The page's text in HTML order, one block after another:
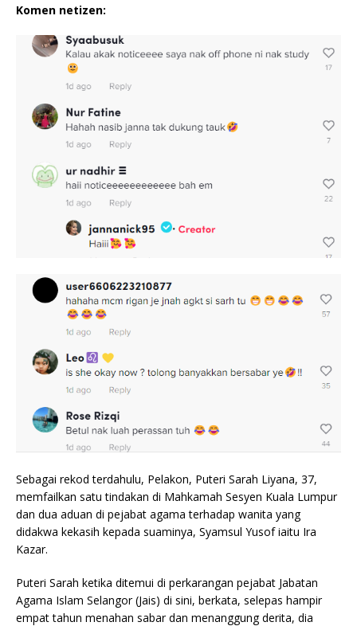
Komen netizen:
Sebagai rekod terdahulu, Pelakon, Puteri Sarah Liyana, 37,
memfailkan satu tindakan di Mahkamah Sesyen Kuala Lumpur
dan dua aduan di pejabat agama terhadap wanita yang
didakwa kekasih kepada suaminya, Syamsul Yusof iaitu Ira
Kazar.
Puteri Sarah ketika ditemui di perkarangan pejabat Jabatan
Agama Islam Selangor (Jais) di sini, berkata, selepas hampir
empat tahun menahan sabar dan menanggung derita, dia